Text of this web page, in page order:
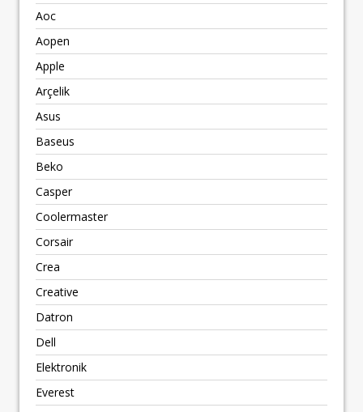
Aoc
Aopen
Apple
Arçelik
Asus
Baseus
Beko
Casper
Coolermaster
Corsair
Crea
Creative
Datron
Dell
Elektronik
Everest